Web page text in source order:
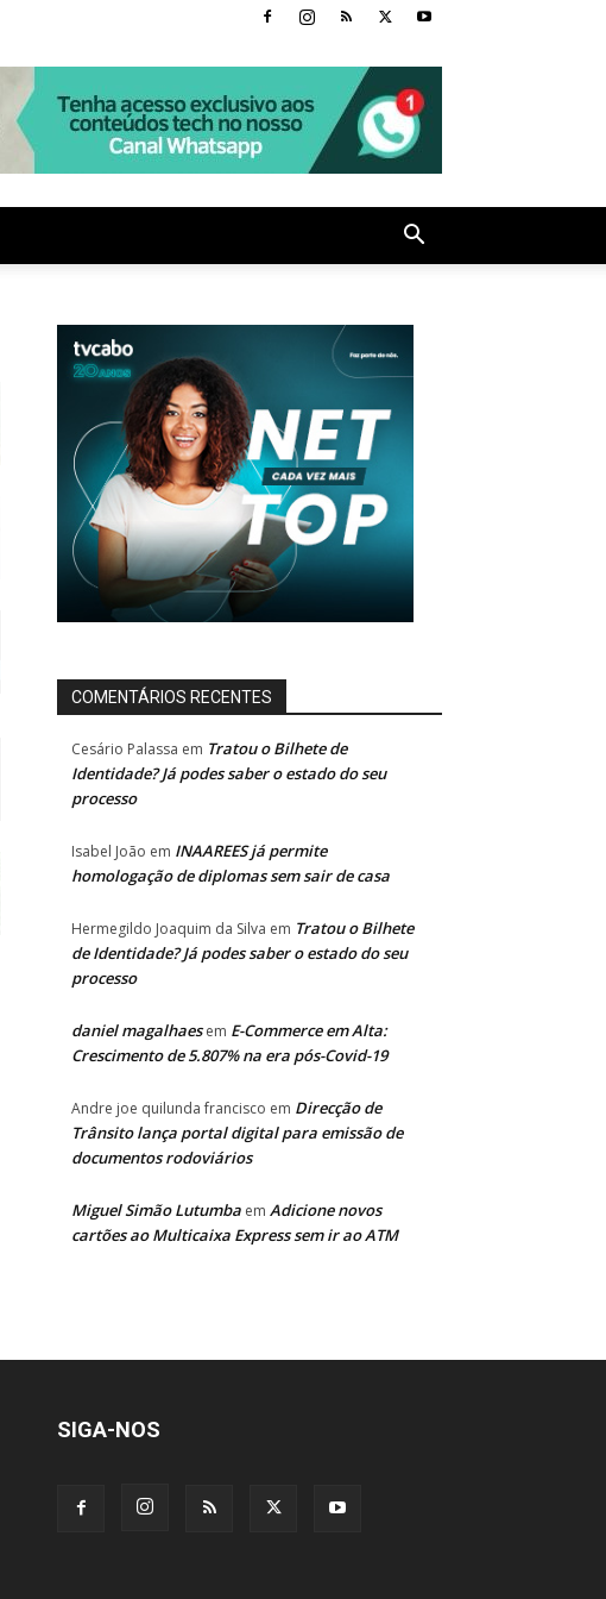
COMENTÁRIOS RECENTES
Cesário Palassa em Tratou o Bilhete de
Identidade? Já podes saber o estado do seu
processo
Isabel João em INAAREES já permite
homologação de diplomas sem sair de casa
Hermegildo Joaquim da Silva em Tratou o Bilhete
de Identidade? Já podes saber o estado do seu
processo
daniel magalhaesem E-Commerce em Alta:
Crescimento de 5.807% na era pós-Covid-19
Andre joe quilunda francisco em Direcção de
Trânsito lança portal digital para emissão de
documentos rodoviários
Miguel Simão Lutumba em Adicione novos
cartões ao Multicaixa Express sem ir ao ATM
SIGA-NOS